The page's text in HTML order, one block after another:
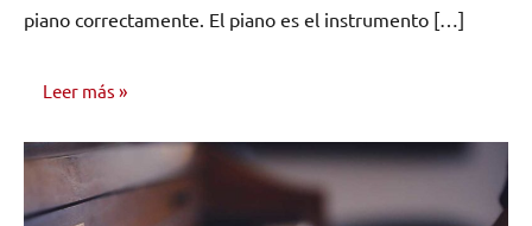
piano correctamente. El piano es el instrumento […]
Leer más
INVESTIGACIÓN
MUSICAL